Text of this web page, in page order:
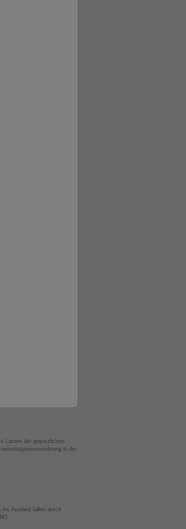
Lasten der gesetzlichen
in der
Ausland fallen durch